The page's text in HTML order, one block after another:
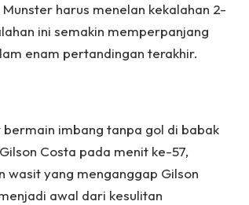
harus menelan kekalahan 2-
ini semakin memperpanjang
enam pertandingan terakhir.
imbang tanpa gol di babak
Costa pada menit ke-57,
wasit yang menganggap Gilson
awal dari kesulitan